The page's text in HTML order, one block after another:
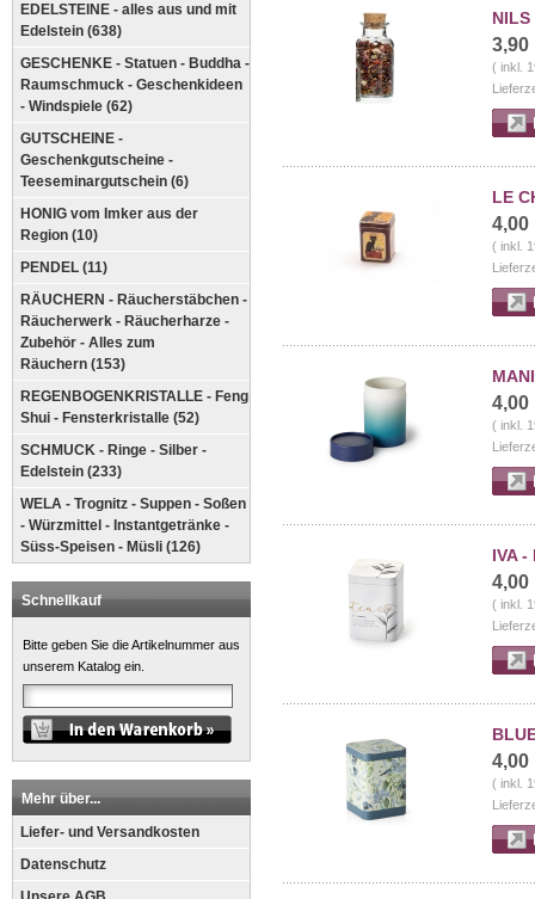
EDELSTEINE - alles aus und mit
Edelstein (638)
GESCHENKE - Statuen - Buddha -
Raumschmuck - Geschenkideen
- Windspiele (62)
GUTSCHEINE -
Geschenkgutscheine -
Teeseminargutschein (6)
HONIG vom Imker aus der
Region (10)
PENDEL (11)
RÄUCHERN - Räucherstäbchen -
Räucherwerk - Räucherharze -
Zubehör - Alles zum
Räuchern (153)
REGENBOGENKRISTALLE - Feng
Shui - Fensterkristalle (52)
SCHMUCK - Ringe - Silber -
Edelstein (233)
WELA - Trognitz - Suppen - Soßen
- Würzmittel - Instantgetränke -
Süss-Speisen - Müsli (126)
Schnellkauf
Bitte geben Sie die Artikelnummer aus
unserem Katalog ein.
Mehr über...
Liefer- und Versandkosten
Datenschutz
3,90
( inkl.
LE
4,00
( inkl.
4,00
( inkl.
IVA -
4,00
( inkl.
4,00
( inkl.